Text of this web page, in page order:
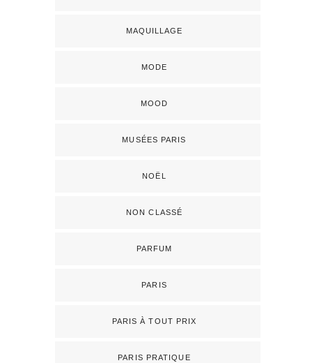
MAQUILLAGE
MODE
MOOD
MUSÉES PARIS
NOËL
NON CLASSÉ
PARFUM
PARIS
PARIS À TOUT PRIX
PARIS PRATIQUE